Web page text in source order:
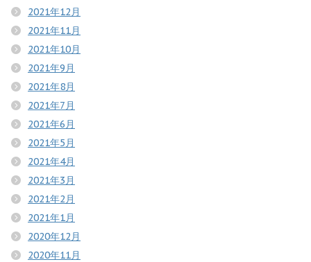
2021年12月
2021年11月
2021年10月
2021年9月
2021年8月
2021年7月
2021年6月
2021年5月
2021年4月
2021年3月
2021年2月
2021年1月
2020年12月
2020年11月